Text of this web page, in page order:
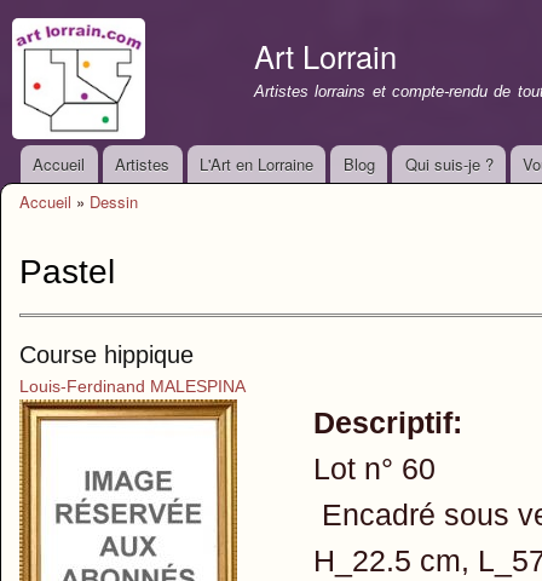
Art Lorrain
Artistes lorrains et compte-rendu de
Menu principal
Accueil Artistes L'Art en Lorraine Blog Qui suis-je ?
Accueil » Dessin
Pastel
Course hippique
Louis-Ferdinand MALESPINA
Descriptif:
Lot n° 60
Encadré sous
H_22.5 cm,